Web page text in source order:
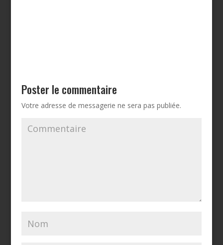
Poster le commentaire
Votre adresse de messagerie ne sera pas publiée.